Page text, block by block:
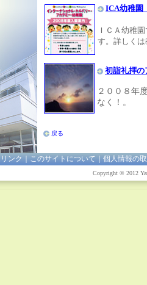
ICA幼稚園
ＩＣＡ幼稚
す。詳しく
初詣礼拝の
２００８年
なく！。
戻る
リンク｜このサイトについて｜個人情報の
Copyright © 2012